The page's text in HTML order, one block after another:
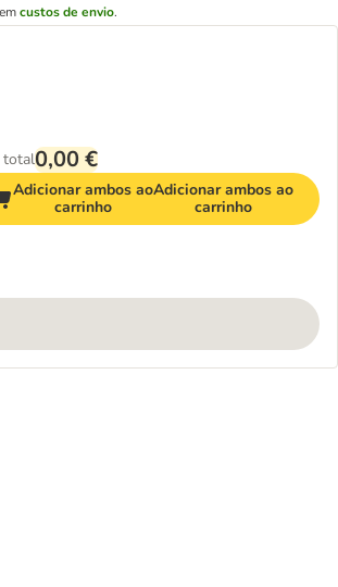
custos de envio.
total0,00 €
Adicionar ambos ao
carrinho
Adicionar ambos ao
carrinho